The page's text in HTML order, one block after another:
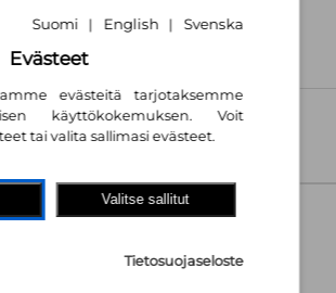
Suomi | English | Svenska
Evästeet
evästeitä tarjotaksemme
käyttökokemuksen. Voit
tai valita sallimasi evästeet.
Valitse sallitut
Tietosuojaseloste